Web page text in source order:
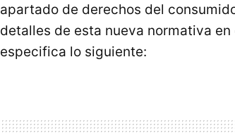
apartado de derechos del
detalles de esta nueva normativa
especifica lo siguiente: